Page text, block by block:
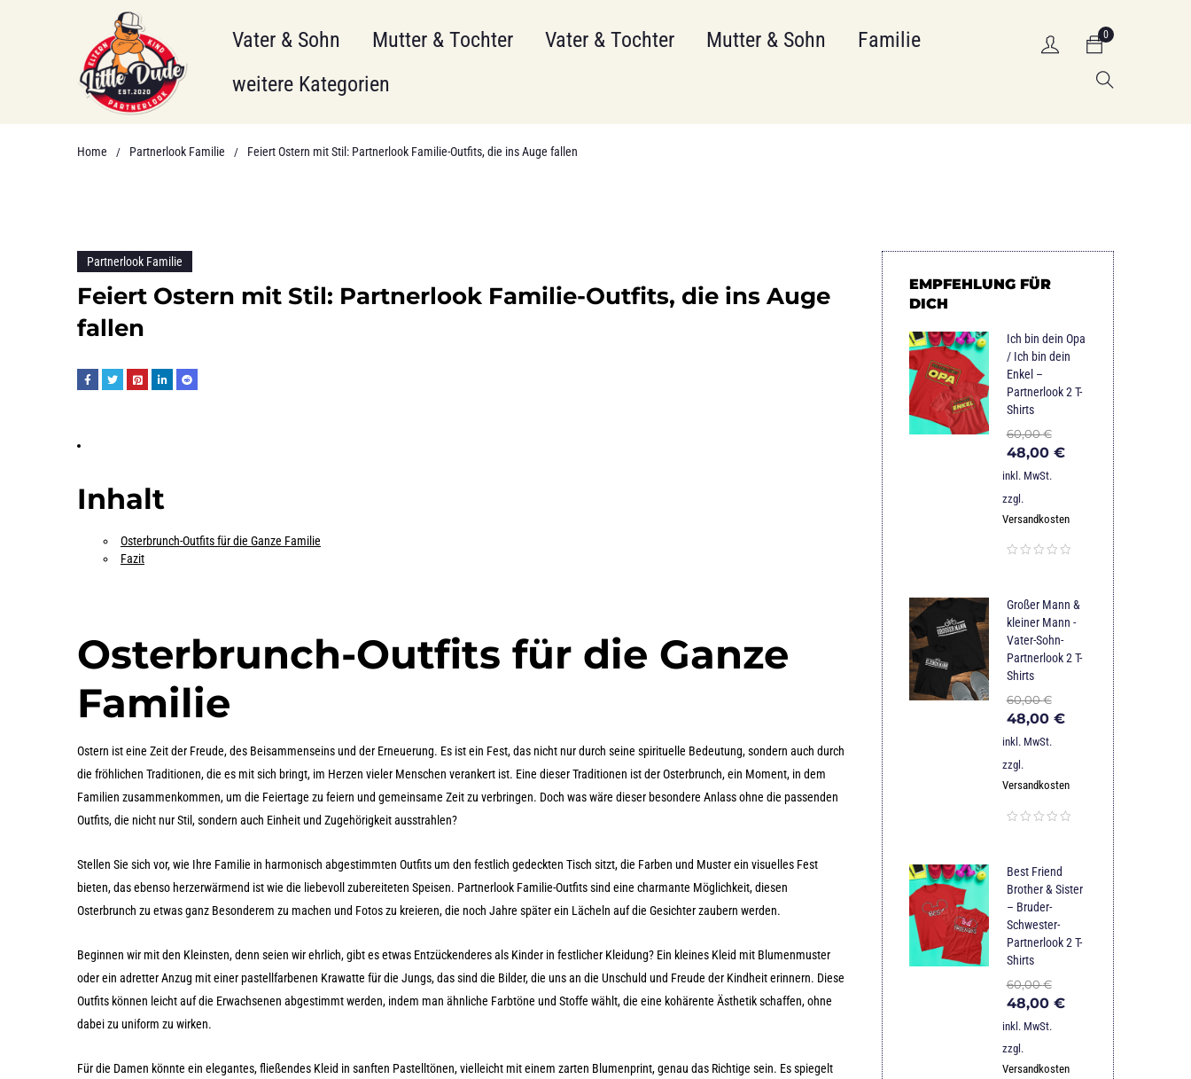
Vater & Sohn Mutter & Tochter Vater & Tochter Mutter & Sohn
Familie
weitere Kategorien
0
Home / Partnerlook Familie / Feiert Ostern mit Stil: Partnerlook Familie-Outfits, die ins Auge fallen
Partnerlook Familie
Feiert Ostern mit Stil: Partnerlook Familie-Outfits, die ins Auge
fallen
Inhalt
Osterbrunch-Outfits für die Ganze Familie
Fazit
Osterbrunch-Outfits für die Ganze
Familie
Ostern ist eine Zeit der Freude, des Beisammenseins und der Erneuerung. Es ist ein Fest, das nicht nur durch seine spirituelle Bedeutung, sondern auch durch
die fröhlichen Traditionen, die es mit sich bringt, im Herzen vieler Menschen verankert ist. Eine dieser Traditionen ist der Osterbrunch, ein Moment, in dem
Familien zusammenkommen, um die Feiertage zu feiern und gemeinsame Zeit zu verbringen. Doch was wäre dieser besondere Anlass ohne die passenden
Outfits, die nicht nur Stil, sondern auch Einheit und Zugehörigkeit ausstrahlen?
Stellen Sie sich vor, wie Ihre Familie in harmonisch abgestimmten Outfits um den festlich gedeckten Tisch sitzt, die Farben und Muster ein visuelles Fest
bieten, das ebenso herzerwärmend ist wie die liebevoll zubereiteten Speisen. Partnerlook Familie-Outfits sind eine charmante Möglichkeit, diesen
Osterbrunch zu etwas ganz Besonderem zu machen und Fotos zu kreieren, die noch Jahre später ein Lächeln auf die Gesichter zaubern werden.
Beginnen wir mit den Kleinsten, denn seien wir ehrlich, gibt es etwas Entzückenderes als Kinder in festlicher Kleidung? Ein kleines Kleid mit Blumenmuster
oder ein adretter Anzug mit einer pastellfarbenen Krawatte für die Jungs, das sind die Bilder, die uns an die Unschuld und Freude der Kindheit erinnern. Diese
Outfits können leicht auf die Erwachsenen abgestimmt werden, indem man ähnliche Farbtöne und Stoffe wählt, die eine kohärente Ästhetik schaffen, ohne
dabei zu uniform zu wirken.
Für die Damen könnte ein elegantes, fließendes Kleid in sanften Pastelltönen, vielleicht mit einem zarten Blumenprint, genau das Richtige sein. Es spiegelt
EMPFEHLUNG FÜR
DICH
Ich bin dein Opa
/ Ich bin dein
Enkel –
Partnerlook 2 T-
Shirts
60,00€
48,00 €
inkl. MwSt.
zzgl.
Versandkosten
Großer Mann &
kleiner Mann -
Vater-Sohn-
Partnerlook 2 T-
Shirts
60,00€
48,00 €
inkl. MwSt.
zzgl.
Versandkosten
Best Friend
Brother & Sister
– Bruder-
Schwester-
Partnerlook 2 T-
Shirts
60,00€
48,00 €
inkl. MwSt.
zzgl.
Versandkosten